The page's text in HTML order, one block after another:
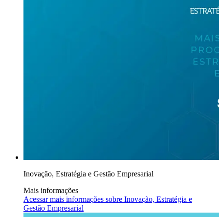
Inovação, Estratégia e Gestão Empresarial
Mais informações
Acessar mais informações sobre Inovação, Estratégia e
Gestão Empresarial